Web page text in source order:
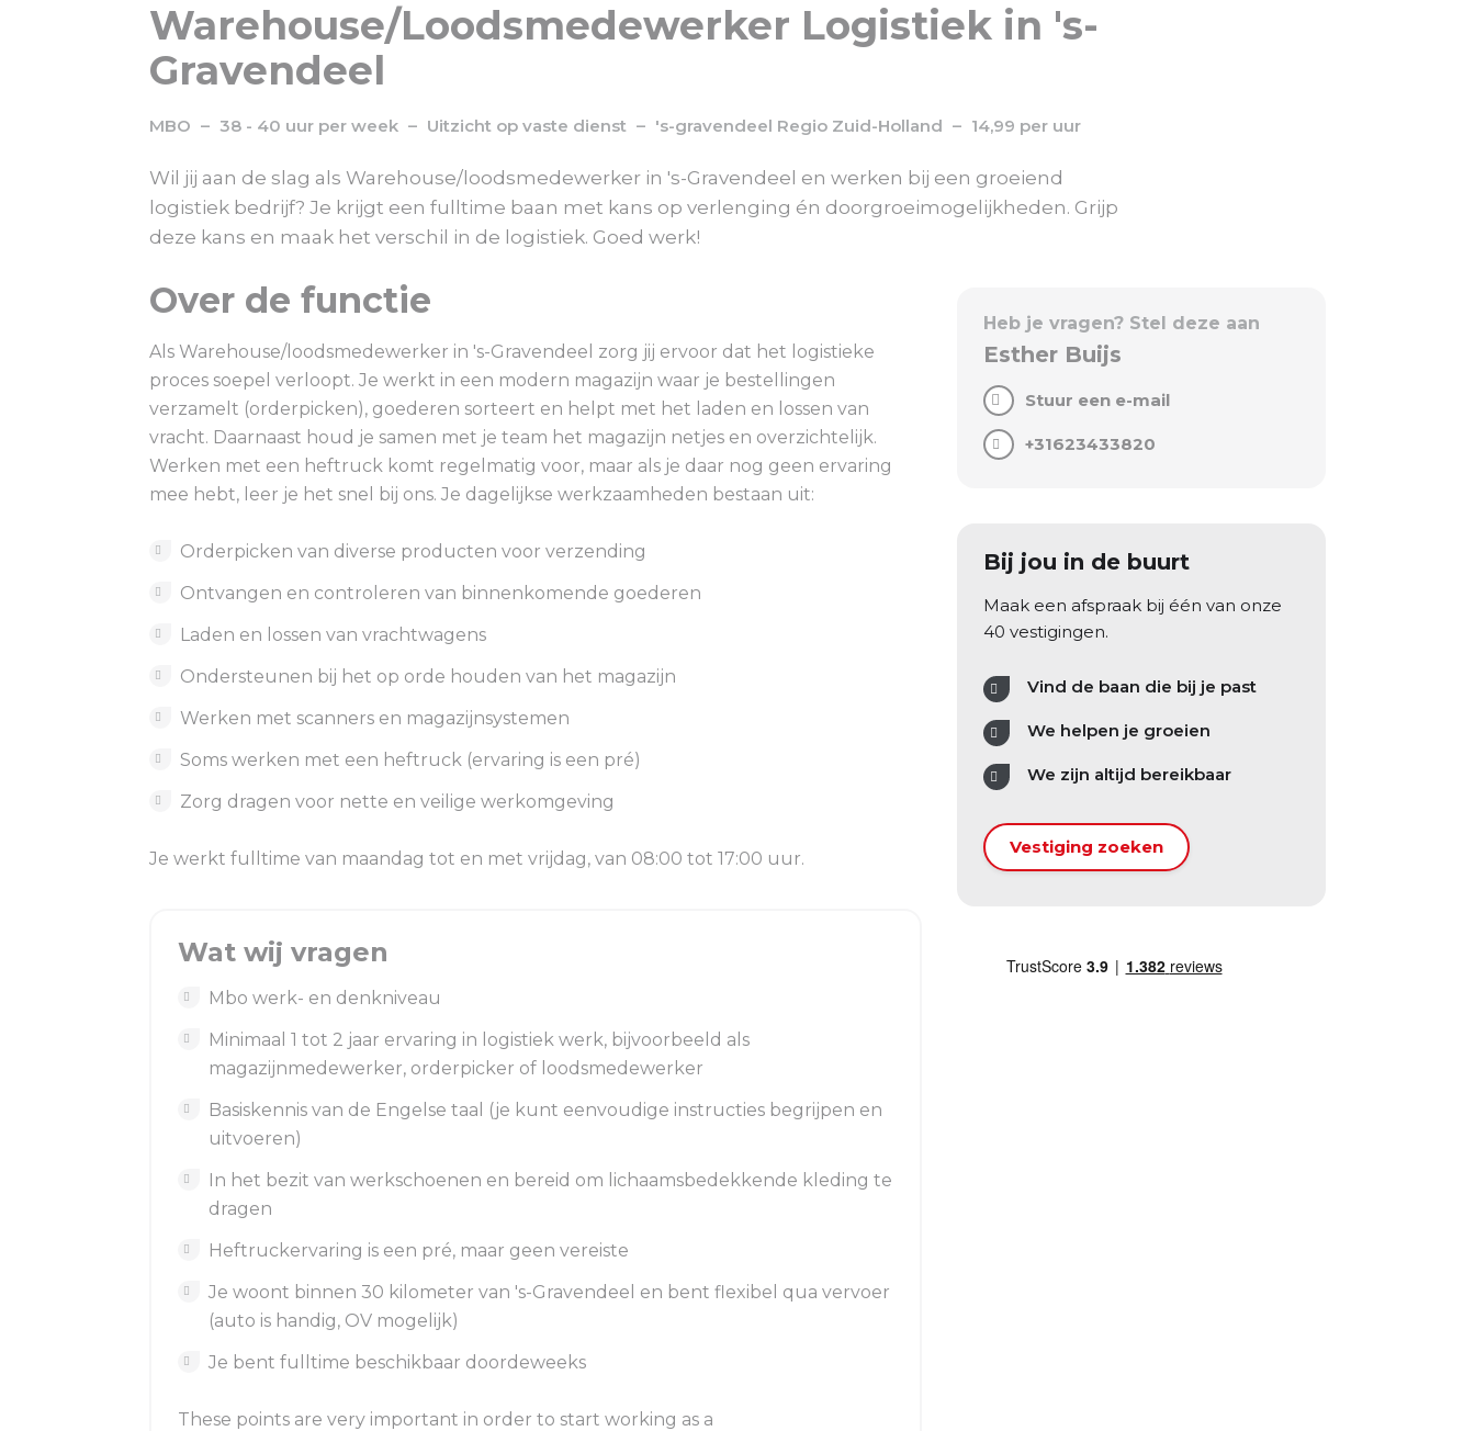
Warehouse/Loodsmedewerker Logistiek in 's-
Gravendeel
MBO 38 - 40 uur per week Uitzicht op vaste dienst 's-gravendeel Regio Zuid-Holland 14,99 per uur
Wil jij aan de slag als Warehouse/loodsmedewerker in 's-Gravendeel en werken bij een groeiend
logistiek bedrijf? Je krijgt een fulltime baan met kans op verlenging én doorgroeimogelijkheden. Grijp
deze kans en maak het verschil in de logistiek. Goed werk!
Over de functie
Als Warehouse/loodsmedewerker in 's-Gravendeel zorg jij ervoor dat het logistieke
proces soepel verloopt. Je werkt in een modern magazijn waar je bestellingen
verzamelt (orderpicken), goederen sorteert en helpt met het laden en lossen van
vracht. Daarnaast houd je samen met je team het magazijn netjes en overzichtelijk.
Werken met een heftruck komt regelmatig voor, maar als je daar nog geen ervaring
mee hebt, leer je het snel bij ons. Je dagelijkse werkzaamheden bestaan uit:
Orderpicken van diverse producten voor verzending
Ontvangen en controleren van binnenkomende goederen
Laden en lossen van vrachtwagens
Ondersteunen bij het op orde houden van het magazijn
Werken met scanners en magazijnsystemen
Soms werken met een heftruck (ervaring is een pré)
Zorg dragen voor nette en veilige werkomgeving
Je werkt fulltime van maandag tot en met vrijdag, van 08:00 tot 17:00 uur.
Wat wij vragen
Mbo werk- en denkniveau
Minimaal 1 tot 2 jaar ervaring in logistiek werk, bijvoorbeeld als
magazijnmedewerker, orderpicker of loodsmedewerker
Basiskennis van de Engelse taal (je kunt eenvoudige instructies begrijpen en
uitvoeren)
In het bezit van werkschoenen en bereid om lichaamsbedekkende kleding te
dragen
Heftruckervaring is een pré, maar geen vereiste
Je woont binnen 30 kilometer van 's-Gravendeel en bent flexibel qua vervoer
(auto is handig, OV mogelijk)
Je bent fulltime beschikbaar doordeweeks
These points are very important in order to start working as a
Heb je vragen? Stel deze aan
Esther Buijs
Stuur een e-mail
+31623433820
Bij jou in de buurt
Maak een afspraak bij één van onze
40 vestigingen.
Vind de baan die bij je past
We helpen je groeien
We zijn altijd bereikbaar
Vestiging zoeken